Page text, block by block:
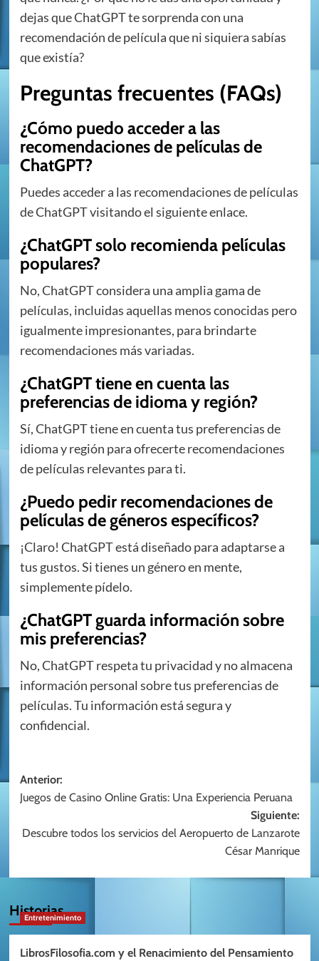
dejas que ChatGPT te sorprenda con una
recomendación de película que ni siquiera sabías
que existía?
Preguntas frecuentes (FAQs)
¿Cómo puedo acceder a las
recomendaciones de películas de
ChatGPT?
Puedes acceder a las recomendaciones de películas
de ChatGPT visitando el siguiente enlace.
¿ChatGPT solo recomienda películas
populares?
No, ChatGPT considera una amplia gama de
películas, incluidas aquellas menos conocidas pero
igualmente impresionantes, para brindarte
recomendaciones más variadas.
¿ChatGPT tiene en cuenta las
preferencias de idioma y región?
Sí, ChatGPT tiene en cuenta tus preferencias de
idioma y región para ofrecerte recomendaciones
de películas relevantes para ti.
¿Puedo pedir recomendaciones de
películas de géneros específicos?
¡Claro! ChatGPT está diseñado para adaptarse a
tus gustos. Si tienes un género en mente,
simplemente pídelo.
¿ChatGPT guarda información sobre
mis preferencias?
No, ChatGPT respeta tu privacidad y no almacena
información personal sobre tus preferencias de
películas. Tu información está segura y
confidencial.
Navegación
de
entradas
Anterior:
Juegos de Casino Online Gratis: Una Experiencia Peruana
Siguiente:
Descubre todos los servicios del Aeropuerto de Lanzarote
César Manrique
Historias
Entretenimiento
LibrosFilosofia.com y el Renacimiento del Pensamiento